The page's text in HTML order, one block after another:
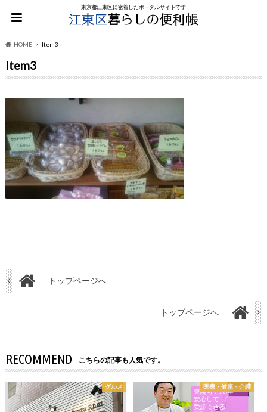
東京都江東区に密着したポータルサイトです
HOME Item3
Item3
トップページへ
トップページへ
RECOMMEND こちらの記事も人気です。
グルメ 医療・健康・介護